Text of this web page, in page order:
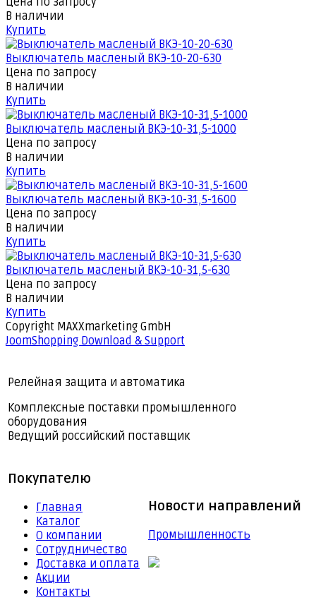
В наличии
Купить
Выключатель масленый ВКЭ-10-20-630
Цена по запросу
В наличии
Купить
Выключатель масленый ВКЭ-10-31,5-1000
Цена по запросу
В наличии
Купить
Выключатель масленый ВКЭ-10-31,5-1600
Цена по запросу
В наличии
Купить
Выключатель масленый ВКЭ-10-31,5-630
Цена по запросу
В наличии
Купить
Copyright MAXXmarketing GmbH
JoomShopping Download & Support
Релейная защита и автоматика
Комплексные поставки промышленного
оборудования
Ведущий российский поставщик
Покупателю
Главная
Каталог
О компании
Сотрудничество
Доставка и оплата
Акции
Контакты
Новости направлений
Промышленность